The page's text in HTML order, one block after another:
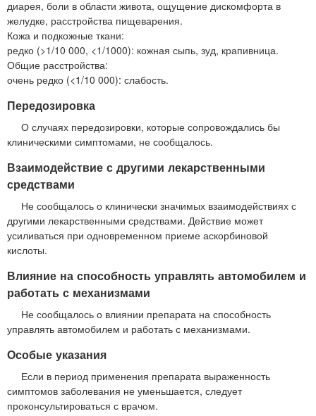
диарея, боли в области живота, ощущение дискомфорта в
желудке, расстройства пищеварения.
Кожа и подкожные ткани:
редко (>1/10 000, <1/1000): кожная сыпь, зуд, крапивница.
Общие расстройства:
очень редко (<1/10 000): слабость.
Передозировка
О случаях передозировки, которые сопровождались бы
клиническими симптомами, не сообщалось.
Взаимодействие с другими лекарственными
средствами
Не сообщалось о клинически значимых взаимодействиях с
другими лекарственными средствами. Действие может
усиливаться при одновременном приеме аскорбиновой
кислоты.
Влияние на способность управлять автомобилем и
работать с механизмами
Не сообщалось о влиянии препарата на способность
управлять автомобилем и работать с механизмами.
Особые указания
Если в период применения препарата выраженность
симптомов заболевания не уменьшается, следует
проконсультироваться с врачом.